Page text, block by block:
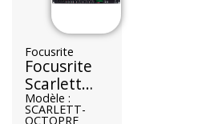
Focusrite
Focusrite
Scarlett
OctoPre
2nd Gen
Modèle :
SCARLETT-
OCTOPRE